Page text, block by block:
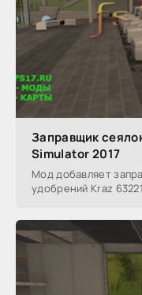
Заправщик
Simulator 2017
Мод добавляет
удобрений Kraz